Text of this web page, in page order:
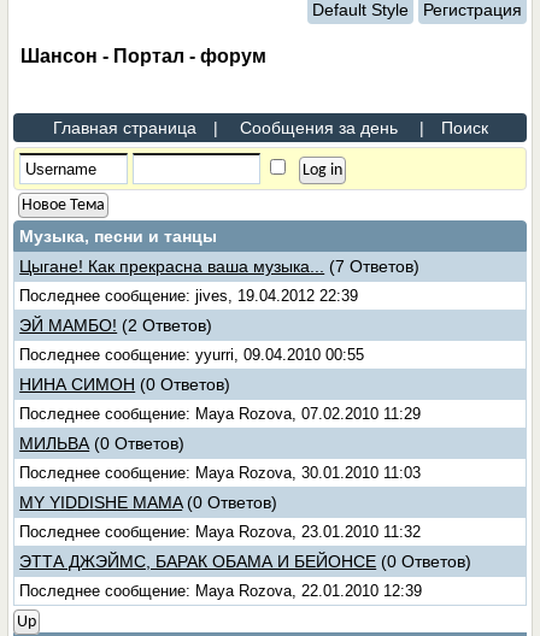
Default Style Регистрация
Шансон - Портал - форум
Главная страница | Сообщения за день | Поиск
Новое Тема
Музыка, песни и танцы
Цыгане! Как прекрасна ваша музыка...
(7 Ответов)
Последнее сообщение: jives, 19.04.2012 22:39
ЭЙ МАМБО! (2 Ответов)
Последнее сообщение: yyurri, 09.04.2010 00:55
НИНА СИМОН (0 Ответов)
Последнее сообщение: Maya Rozova, 07.02.2010 11:29
МИЛЬВА (0 Ответов)
Последнее сообщение: Maya Rozova, 30.01.2010 11:03
MY YIDDISHE MAMA (0 Ответов)
Последнее сообщение: Maya Rozova, 23.01.2010 11:32
ЭТТА ДЖЭЙМС, БАРАК ОБАМА И БЕЙОНСЕ (0 Ответов)
Последнее сообщение: Maya Rozova, 22.01.2010 12:39
Up